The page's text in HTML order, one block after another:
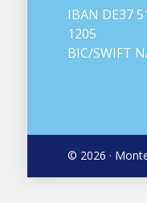
IBAN DE37
1205
BIC/SWIFT
© 2026 ·